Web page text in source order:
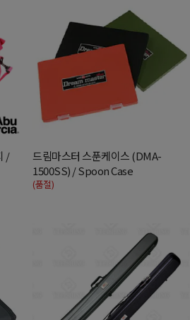
/
드림마스터 스푼케이스 (DMA-
1500SS) / Spoon Case
(품절)